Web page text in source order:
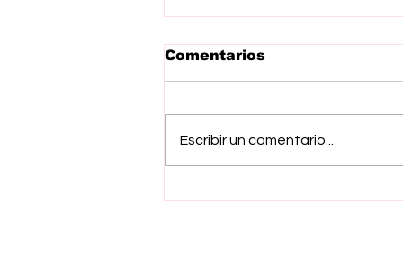
Comentarios
Escribir un comentario...